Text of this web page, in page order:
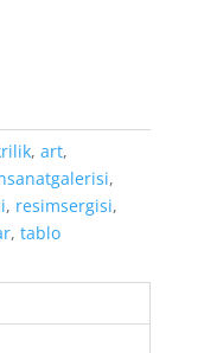
, art,
,
, resimsergisi,
, tablo